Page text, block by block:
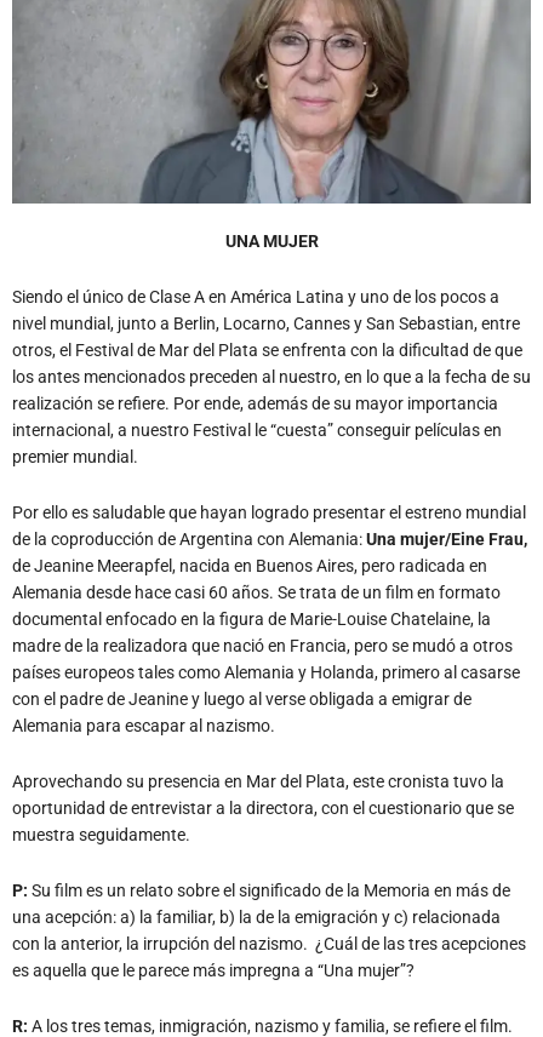
UNA MUJER
Siendo el único de Clase A en América Latina y uno de los pocos a
nivel mundial, junto a Berlin, Locarno, Cannes y San Sebastian, entre
otros, el Festival de Mar del Plata se enfrenta con la dificultad de que
los antes mencionados preceden al nuestro, en lo que a la fecha de su
realización se refiere. Por ende, además de su mayor importancia
internacional, a nuestro Festival le “cuesta” conseguir películas en
premier mundial.
Por ello es saludable que hayan logrado presentar el estreno mundial
de la coproducción de Argentina con Alemania:Una mujer/Eine Frau,
de Jeanine Meerapfel, nacida en Buenos Aires, pero radicada en
Alemania desde hace casi 60 años. Se trata de un film en formato
documental enfocado en la figura de Marie-Louise Chatelaine, la
madre de la realizadora que nació en Francia, pero se mudó a otros
países europeos tales como Alemania y Holanda, primero al casarse
con el padre de Jeanine y luego al verse obligada a emigrar de
Alemania para escapar al nazismo.
Aprovechando su presencia en Mar del Plata, este cronista tuvo la
oportunidad de entrevistar a la directora, con el cuestionario que se
muestra seguidamente.
P: Su film es un relato sobre el significado de la Memoria en más de
una acepción: a) la familiar, b) la de la emigración y c) relacionada
con la anterior, la irrupción del nazismo. ¿Cuál de las tres acepciones
es aquella que le parece más impregna a “Una mujer”?
R: A los tres temas, inmigración, nazismo y familia, se refiere el film.